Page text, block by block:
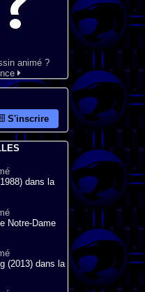
animé ?
S'inscrire
dans la
Notre-Dame
(2013) dans la